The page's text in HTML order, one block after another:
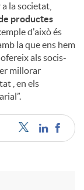
la societat,
productes
d'això és
la que ens hem
als socis-
millorar
, en els